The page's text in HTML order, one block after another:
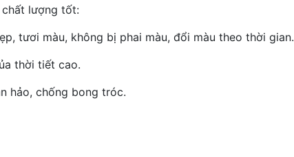
lượng tốt:
tươi màu, không bị phai màu, đổi màu theo thời gian.
thời tiết cao.
hảo, chống bong tróc.